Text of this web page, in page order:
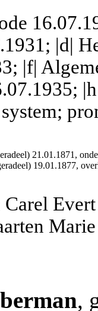
|d|
|f|
21.01.1871,
19.01.1877,
,